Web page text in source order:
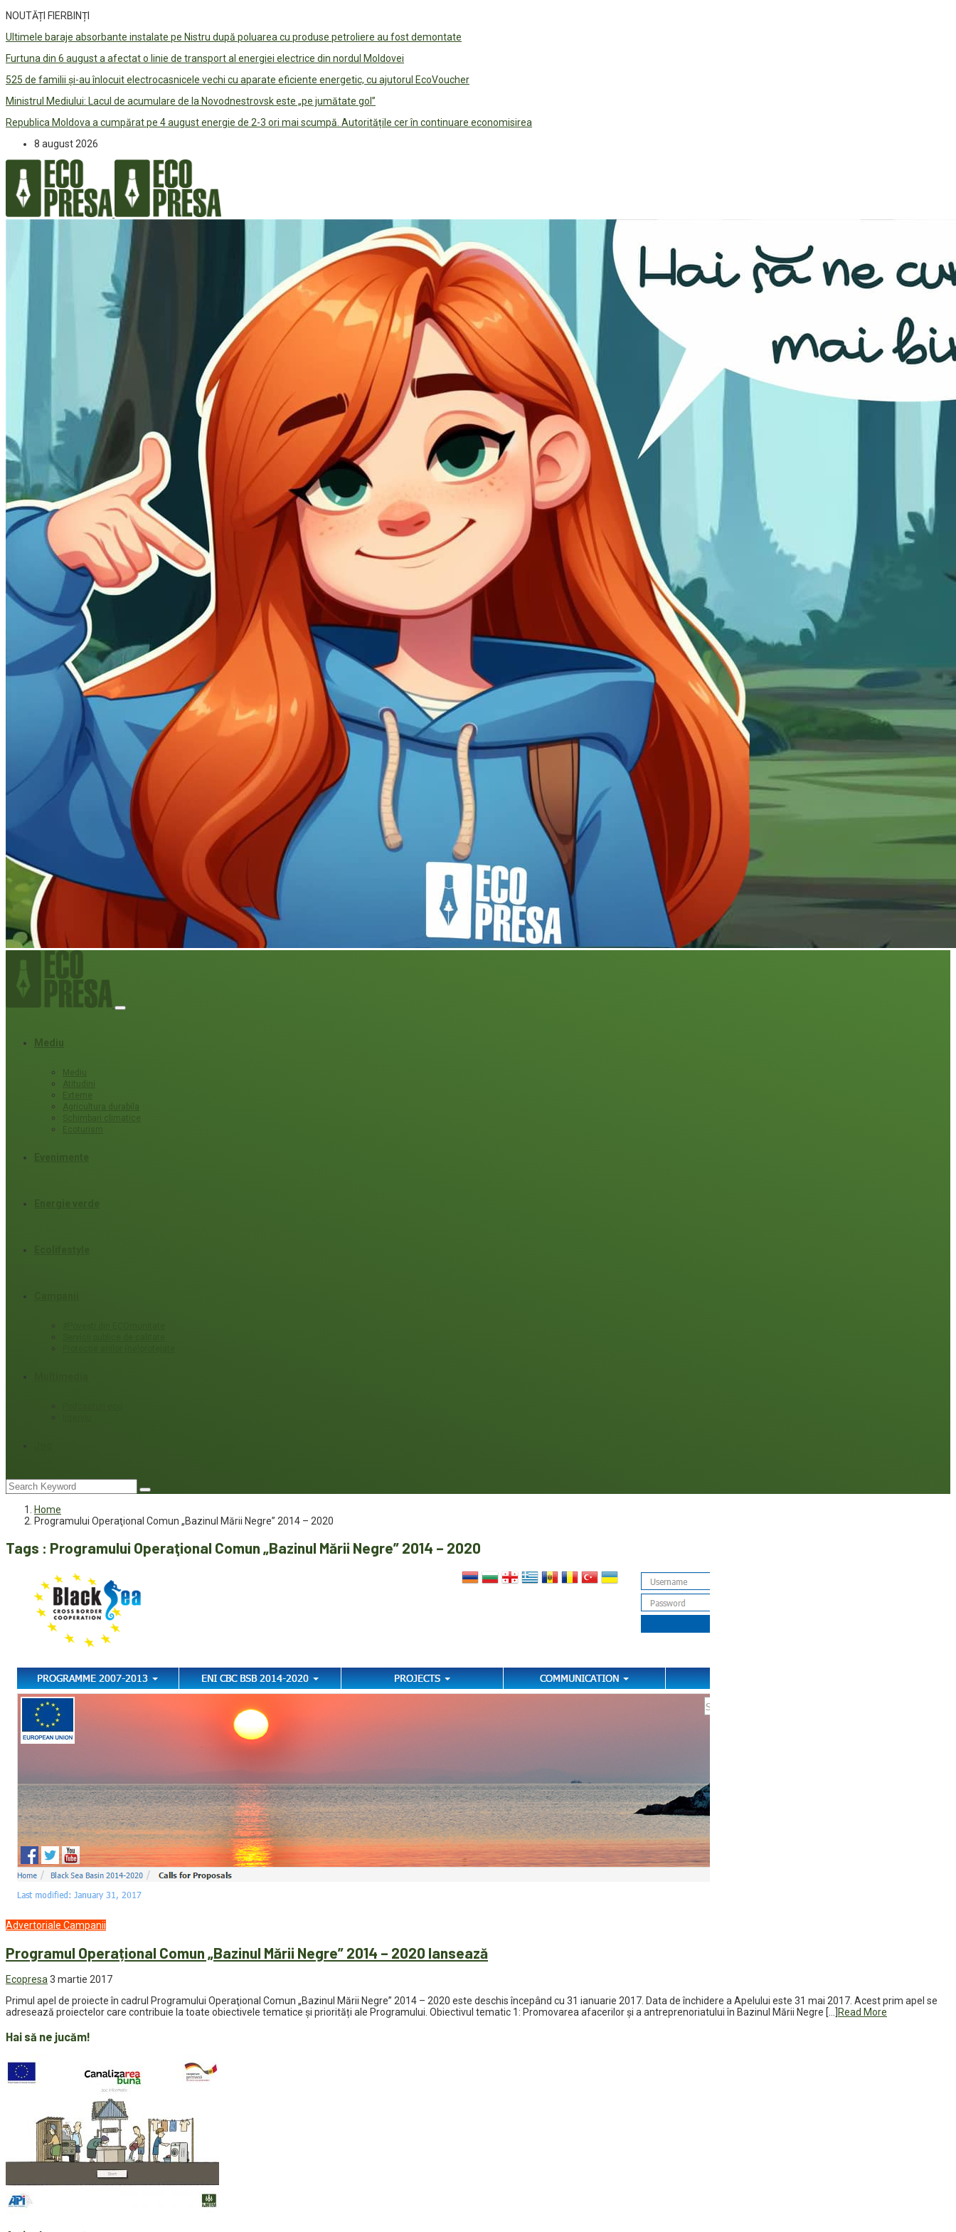
NOUTĂȚI FIERBINȚI
Ultimele baraje absorbante instalate pe Nistru după poluarea cu produse petroliere au fost demontate
Furtuna din 6 august a afectat o linie de transport al energiei electrice din nordul Moldovei
525 de familii și-au înlocuit electrocasnicele vechi cu aparate eficiente energetic, cu ajutorul EcoVoucher
Ministrul Mediului: Lacul de acumulare de la Novodnestrovsk este „pe jumătate gol”
Republica Moldova a cumpărat pe 4 august energie de 2-3 ori mai scumpă. Autoritățile cer în continuare economisirea
8 august 2026
Mediu
Mediu
Atitudini
Externe
Agricultura durabila
Schimbari climatice
Ecoturism
Home
Programului Operaţional Comun „Bazinul Mării Negre” 2014 – 2020
Tags : Programului Operaţional Comun „Bazinul Mării Negre” 2014 – 2020
Advertoriale Campanii
Programul Operațional Comun „Bazinul Mării Negre” 2014 – 2020 lansează
Ecopresa3 martie 2017
Primul apel de proiecte în cadrul Programului Operaţional Comun „Bazinul Mării Negre” 2014 – 2020 este deschis începând cu 31 ianuarie 2017. Data de închidere a Apelului este 31 mai 2017. Acest prim apel se
adresează proiectelor care contribuie la toate obiectivele tematice și priorități ale Programului. Obiectivul tematic 1: Promovarea afacerilor şi a antreprenoriatului în Bazinul Mării Negre […] Read More
Hai să ne jucăm!